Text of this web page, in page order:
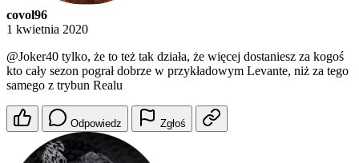
covol96
1 kwietnia 2020
@Joker40 tylko, że to też tak działa, że więcej dostaniesz za kogoś
kto cały sezon pograł dobrze w przykładowym Levante, niż za tego
samego z trybun Realu
Odpowiedz Zgłoś